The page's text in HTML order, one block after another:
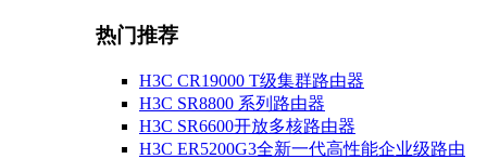
热门推荐
H3C CR19000 T级集群路由器
H3C SR8800 系列路由器
H3C SR6600开放多核路由器
H3C ER5200G3全新一代高性能企业级路由